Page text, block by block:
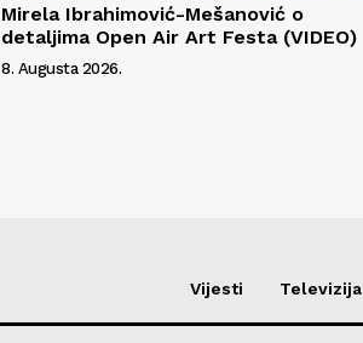
Mirela Ibrahimović-Mešanović o
detaljima Open Air Art Festa (VIDEO)
8. Augusta 2026.
Vijesti Televizija